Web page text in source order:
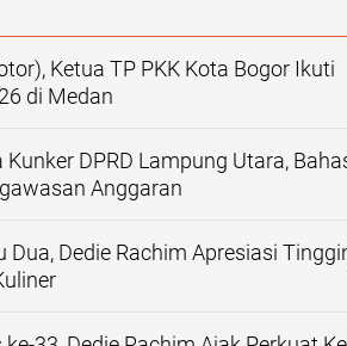
Ketua TP PKK Kota Bogor Ikuti
di Medan
DPRD Lampung Utara,
Anggaran
Dedie Rachim Apresiasi